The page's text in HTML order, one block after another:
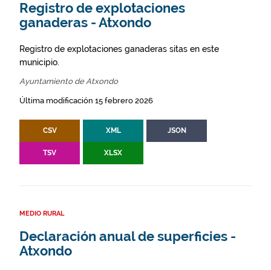
Registro de explotaciones
ganaderas - Atxondo
Registro de explotaciones ganaderas sitas en este
municipio.
Ayuntamiento de Atxondo
Última modificación 15 febrero 2026
CSV XML JSON
TSV XLSX
MEDIO RURAL
Declaración anual de superficies -
Atxondo